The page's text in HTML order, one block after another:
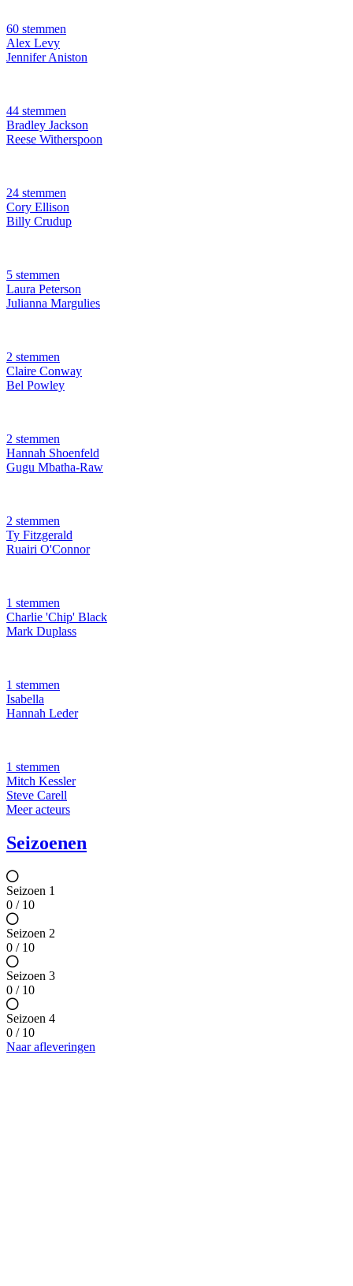
60 stemmen
Alex Levy
Jennifer Aniston
44 stemmen
Bradley Jackson
Reese Witherspoon
24 stemmen
Cory Ellison
Billy Crudup
5 stemmen
Laura Peterson
Julianna Margulies
2 stemmen
Claire Conway
Bel Powley
2 stemmen
Hannah Shoenfeld
Gugu Mbatha-Raw
2 stemmen
Ty Fitzgerald
Ruairi O'Connor
1 stemmen
Charlie 'Chip' Black
Mark Duplass
1 stemmen
Isabella
Hannah Leder
1 stemmen
Mitch Kessler
Steve Carell
Meer acteurs
Seizoenen
Seizoen 1
0 / 10
Seizoen 2
0 / 10
Seizoen 3
0 / 10
Seizoen 4
0 / 10
Naar afleveringen